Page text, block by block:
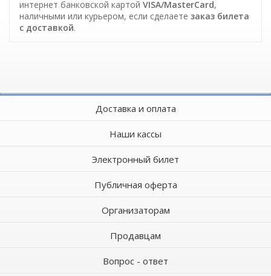
интернет банковской картой VISA/MasterCard,
наличными или курьером, если сделаете заказ билета
c доставкой.
Доставка и оплата
Наши кассы
Электронный билет
Публичная оферта
Организаторам
Продавцам
Вопрос - ответ